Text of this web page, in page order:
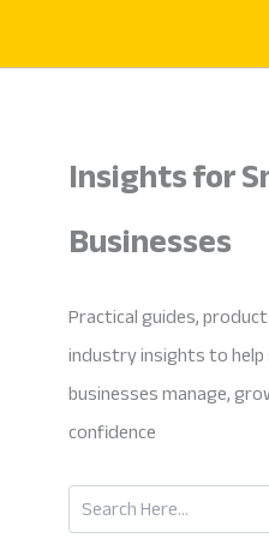
content
Insights for
Businesses
Practical guides,
industry insights to help
businesses manage,
confidence
Search